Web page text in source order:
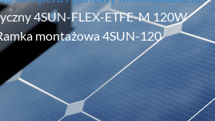
4SUN-FLEX-ETFE-M 120W
montażowa 4SUN-120